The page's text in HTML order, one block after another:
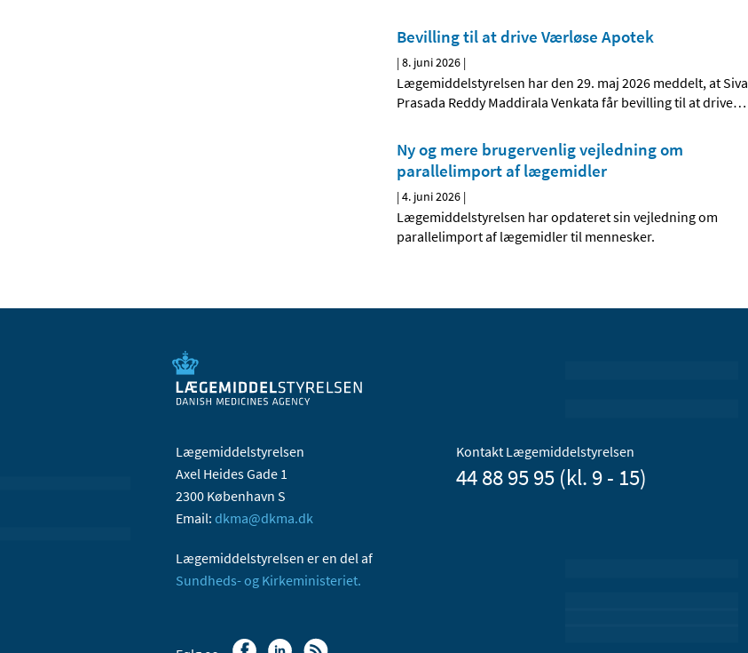
Bevilling til at drive Værløse Apotek
|8. juni 2026 |
Lægemiddelstyrelsen har den 29. maj 2026 meddelt, at Siva
Prasada Reddy Maddirala Venkata får bevilling til at drive…
Ny og mere brugervenlig vejledning om
parallelimport af lægemidler
|4. juni 2026 |
Lægemiddelstyrelsen har opdateret sin vejledning om
parallelimport af lægemidler til mennesker.
Lægemiddelstyrelsen
Axel Heides Gade 1
2300 København S
Email: dkma@dkma.dk
Lægemiddelstyrelsen er en del af
Sundheds- og Kirkeministeriet.
Kontakt Lægemiddelstyrelsen
44 88 95 95 (kl. 9 - 15)